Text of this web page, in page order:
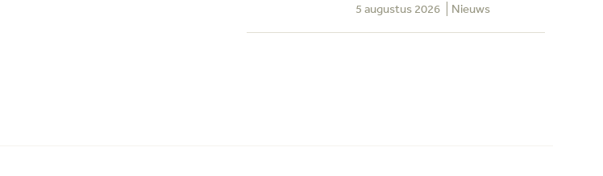
5 augustus 2026 Nieuws